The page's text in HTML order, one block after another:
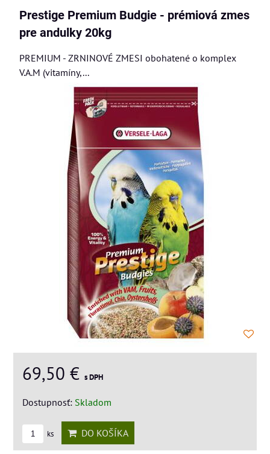
Prestige Premium Budgie - prémiová zmes
pre andulky 20kg
PREMIUM - ZRNINOVÉ ZMESI obohatené o komplex
V.A.M (vitamíny,...
69,50 € s DPH
Dostupnosť: Skladom
ks DO KOŠÍKA